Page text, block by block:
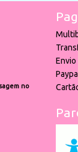
no
Envio